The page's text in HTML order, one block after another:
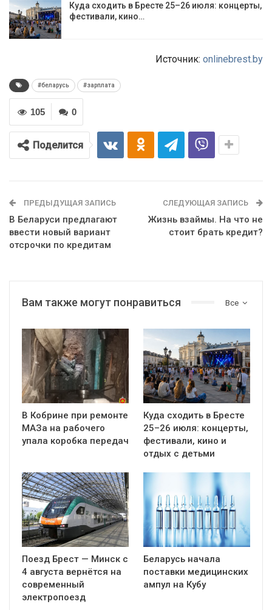
Куда сходить в Бресте 25–26 июля: концерты,
фестивали, кино…
Источник: onlinebrest.by
#беларусь #зарплата
0
105
Поделится
ПРЕДЫДУЩАЯ ЗАПИСЬ
В Беларуси предлагают
ввести новый вариант
отсрочки по кредитам
СЛЕДУЮЩАЯ ЗАПИСЬ
Жизнь взаймы. На что не
стоит брать кредит?
Все
Вам также могут понравиться
В Кобрине при ремонте
МАЗа на рабочего
упала коробка передач
Куда сходить в Бресте
25–26 июля: концерты,
фестивали, кино и
отдых с детьми
Поезд Брест — Минск с
4 августа вернётся на
современный
электропоезд
Беларусь начала
поставки медицинских
ампул на Кубу